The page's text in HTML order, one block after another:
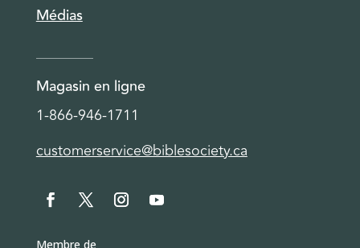
Médias
Magasin en ligne
1-866-946-1711
customerservice@biblesociety.ca
Membre de